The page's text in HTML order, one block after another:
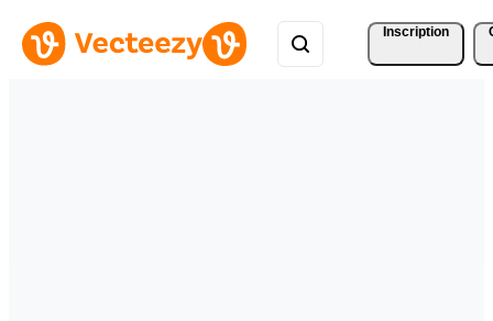
Inscription